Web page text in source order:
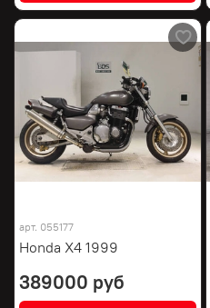
арт. 055177
Honda X4 1999
389000 руб